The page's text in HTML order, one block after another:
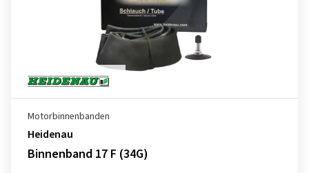
Motorbinnenbanden
Heidenau
Binnenband 17 F (34G)